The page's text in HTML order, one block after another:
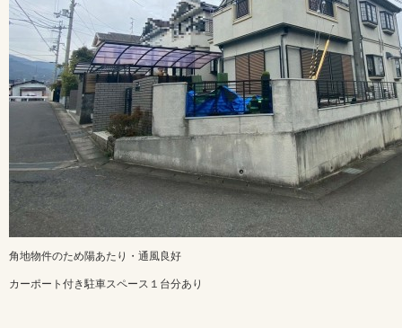
角地物件のため陽あたり・通風良好
カーポート付き駐車スペース１台分あり